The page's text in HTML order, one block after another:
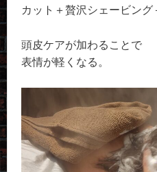
カット＋贅沢シェービング
頭皮ケアが加わることで
表情が軽くなる。